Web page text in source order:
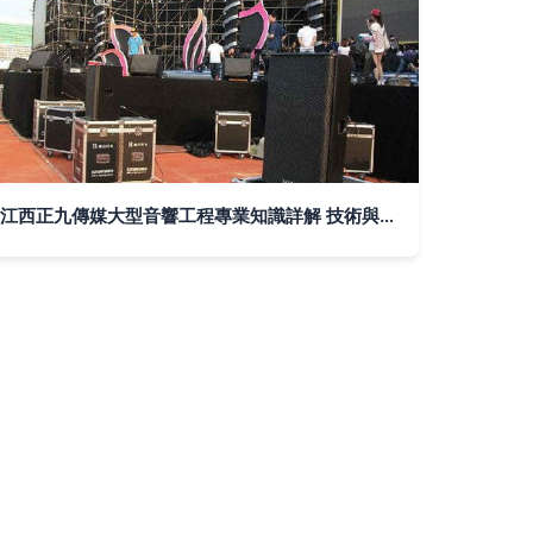
江西正九傳媒大型音響工程專業知識詳解 技術與藝術的交響——燈光音響工程全解析